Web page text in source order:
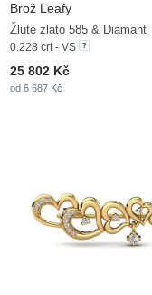
Brož Leafy
Žluté zlato 585 & Diamant
0.228 crt - VS
25 802 Kč
od 6 687 Kč